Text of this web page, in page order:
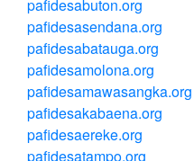
pafidesabuton.org
pafidesasendana.org
pafidesabatauga.org
pafidesamolona.org
pafidesamawasangka.org
pafidesakabaena.org
pafidesaereke.org
pafidesatampo.org